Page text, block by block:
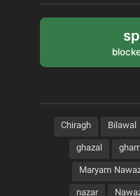
Bilawal
Chiragh
ghazal
Maryam